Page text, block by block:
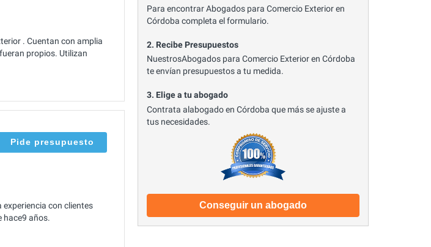
. Cuentan con amplia
propios. Utilizan
Pide presupuesto
experiencia con clientes
hace9 años.
Para encontrar Abogados para Comercio Exterior en
Córdoba completa el formulario.
2. Recibe Presupuestos
NuestrosAbogados para Comercio Exterior en Córdoba
te envían presupuestos a tu medida.
3. Elige a tu abogado
Contrata alabogado en Córdoba que más se ajuste a
tus necesidades.
Conseguir un abogado